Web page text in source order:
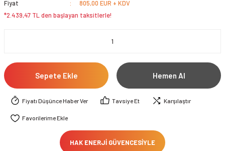
Fiyat
805,00 EUR + KDV
*2.439,47 TL den başlayan taksitlerle!
Sepete Ekle Hemen Al
Fiyatı Düşünce Haber Ver Tavsiye Et Karşılaştır
HAK ENERJİ GÜVENCESİYLE